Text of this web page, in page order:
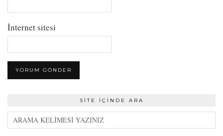
İnternet sitesi
SITE İÇINDE ARA